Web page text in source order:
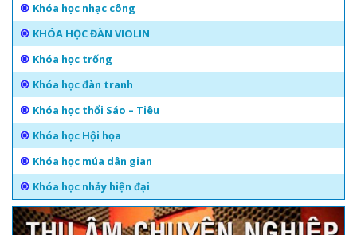
Khóa học nhạc công
KHÓA HỌC ĐÀN VIOLIN
Khóa học trống
Khóa học đàn tranh
Khóa học thổi Sáo – Tiêu
Khóa học Hội họa
Khóa học múa dân gian
Khóa học nhảy hiện đại